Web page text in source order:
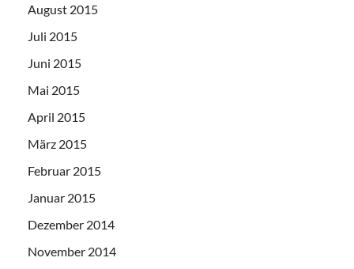
August 2015
Juli 2015
Juni 2015
Mai 2015
April 2015
März 2015
Februar 2015
Januar 2015
Dezember 2014
November 2014